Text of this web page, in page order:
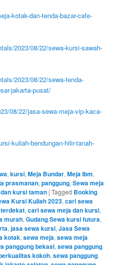
kotak-dan-tenda-bazar-cafe-
2023/08/22/sewa-kursi-sawah-
2023/08/22/sewa-tenda-
jakarta-pusat/
08/22/jasa-sewa-meja-vip-kaca-
kuliah-bendungan-hilir-tanah-
,kursi,Meja Bundar,Meja Ibm,
prasmanan,panggung,Sewa meja
kursi taman |Tagged Booking
Kursi Kuliah 2023,cari sewa
,cari sewa meja dan kursi,
murah,Gudang Sewa kursi futura,
,jasa sewa kursi,Jasa Sewa
kotak,sewa meja,sewa meja
panggung bekasi,sewa panggung
kokoh,sewa panggung